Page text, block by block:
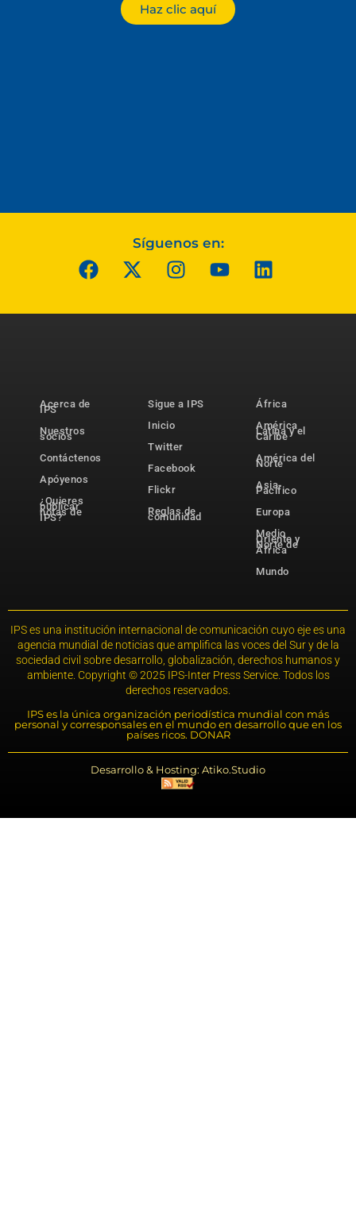
Haz clic aquí
Síguenos en:
Acerca de
IPS
Nuestros
socios
Contáctenos
Apóyenos
¿Quieres
publicar
notas de
IPS?
Sigue a IPS
Inicio
Twitter
Facebook
Flickr
Reglas de
comunidad
África
América
Latina y el
Caribe
América del
Norte
Asia-
Pacífico
Europa
Medio
Oriente y
Norte de
África
Mundo
IPS es una institución internacional de comunicación cuyo eje es una
agencia mundial de noticias que amplifica las voces del Sur y de la
sociedad civil sobre desarrollo, globalización, derechos humanos y
ambiente. Copyright © 2025 IPS-Inter Press Service. Todos los
derechos reservados.
IPS es la única organización periodística mundial con más
personal y corresponsales en el mundo en desarrollo que en los
países ricos. DONAR
Desarrollo & Hosting: Atiko.Studio